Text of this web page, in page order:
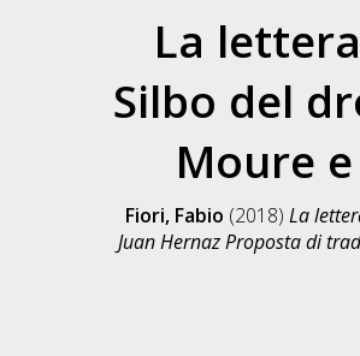
La
Silbo del
Moure
Fiori, Fabio (2018) La
Juan Hernaz Proposta di